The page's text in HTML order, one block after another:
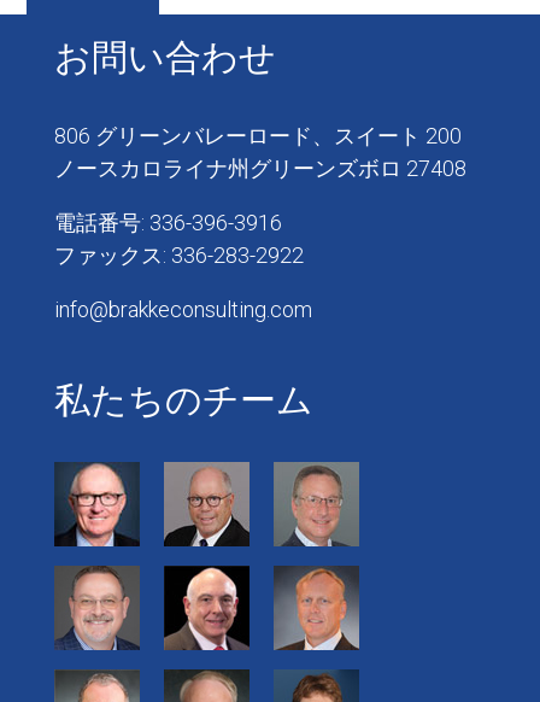
お問い合わせ
806 グリーンバレーロード、スイート 200
ノースカロライナ州グリーンズボロ 27408
電話番号: 336-396-3916
ファックス: 336-283-2922
info@brakkeconsulting.com
私たちのチーム